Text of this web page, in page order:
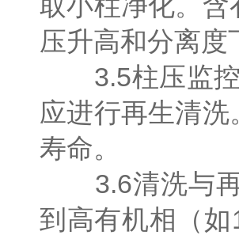
压升高和分离度
3.5柱压监控
应进行再生清
寿命。
3.6清洗与再
到高有机相（